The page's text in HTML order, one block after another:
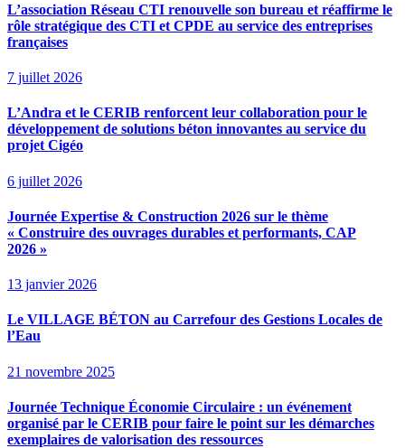
L’association Réseau CTI renouvelle son bureau et réaffirme le
rôle stratégique des CTI et CPDE au service des entreprises
françaises
7 juillet 2026
L’Andra et le CERIB renforcent leur collaboration pour le
développement de solutions béton innovantes au service du
projet Cigéo
6 juillet 2026
Journée Expertise & Construction 2026 sur le thème
« Construire des ouvrages durables et performants, CAP
2026 »
13 janvier 2026
Le VILLAGE BÉTON au Carrefour des Gestions Locales de
l’Eau
21 novembre 2025
Journée Technique Économie Circulaire : un événement
organisé par le CERIB pour faire le point sur les démarches
exemplaires de valorisation des ressources